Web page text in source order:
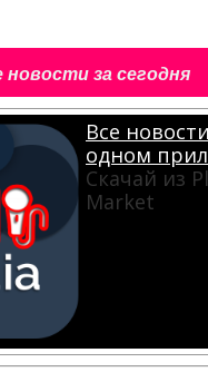
новости за сегодня
Все
одном
Скачай из
Market